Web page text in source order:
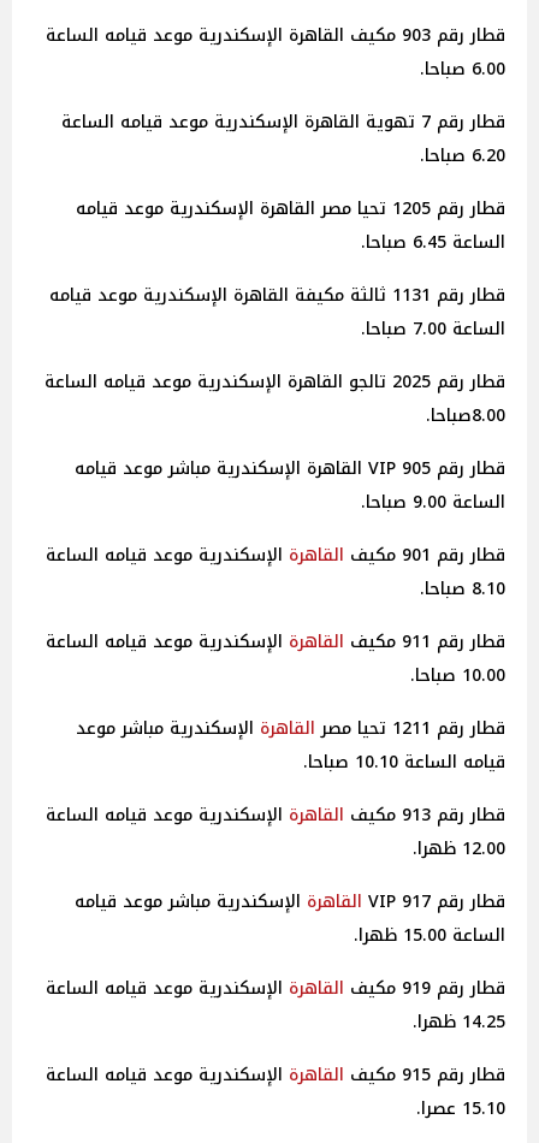
قطار رقم 903 مكيف القاهرة الإسكندرية موعد قيامه الساعة
6.00 صباحا.
قطار رقم 7 تهوية القاهرة الإسكندرية موعد قيامه الساعة
6.20 صباحا.
قطار رقم 1205 تحيا مصر القاهرة الإسكندرية موعد قيامه
الساعة 6.45 صباحا.
قطار رقم 1131 ثالثة مكيفة القاهرة الإسكندرية موعد قيامه
الساعة 7.00 صباحا.
قطار رقم 2025 تالجو القاهرة الإسكندرية موعد قيامه الساعة
8.00صباحا.
قطار رقم 905 VIP القاهرة الإسكندرية مباشر موعد قيامه
الساعة 9.00 صباحا.
قطار رقم 901 مكيف
القاهرة الإسكندرية موعد قيامه الساعة
8.10 صباحا.
قطار رقم 911 مكيف
القاهرة الإسكندرية موعد قيامه الساعة
10.00 صباحا.
قطار رقم 1211 تحيا مصر
القاهرة الإسكندرية مباشر موعد
قيامه الساعة 10.10 صباحا.
قطار رقم 913 مكيف
القاهرة الإسكندرية موعد قيامه الساعة
12.00 ظهرا.
قطار رقم 917 VIP
القاهرة الإسكندرية مباشر موعد قيامه
الساعة 15.00 ظهرا.
قطار رقم 919 مكيف
القاهرة الإسكندرية موعد قيامه الساعة
14.25 ظهرا.
قطار رقم 915 مكيف
القاهرة الإسكندرية موعد قيامه الساعة
15.10 عصرا.